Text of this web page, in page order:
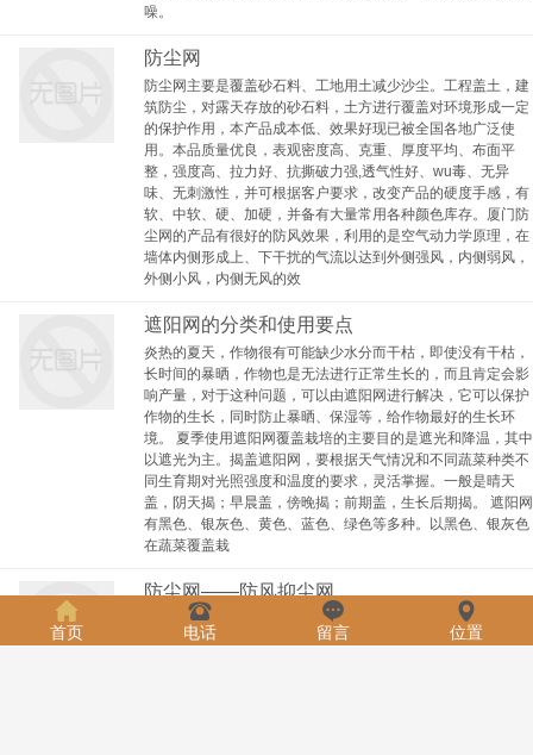
噪。
防尘网
防尘网主要是覆盖砂石料、工地用土减少沙尘。工程盖土，建
筑防尘，对露天存放的砂石料，土方进行覆盖对环境形成一定
的保护作用，本产品成本低、效果好现已被全国各地广泛使
用。本品质量优良，表观密度高、克重、厚度平均、布面平
整，强度高、拉力好、抗撕破力强,透气性好、wu毒、无异
味、无刺激性，并可根据客户要求，改变产品的硬度手感，有
软、中软、硬、加硬，并备有大量常用各种颜色库存。厦门防
尘网的产品有很好的防风效果，利用的是空气动力学原理，在
墙体内侧形成上、下干扰的气流以达到外侧强风，内侧弱风，
外侧小风，内侧无风的效
遮阳网的分类和使用要点
炎热的夏天，作物很有可能缺少水分而干枯，即使没有干枯，
长时间的暴晒，作物也是无法进行正常生长的，而且肯定会影
响产量，对于这种问题，可以由遮阳网进行解决，它可以保护
作物的生长，同时防止暴晒、保湿等，给作物最好的生长环
境。 夏季使用遮阳网覆盖栽培的主要目的是遮光和降温，其中
以遮光为主。揭盖遮阳网，要根据天气情况和不同蔬菜种类不
同生育期对光照强度和温度的要求，灵活掌握。一般是晴天
盖，阴天揭；早晨盖，傍晚揭；前期盖，生长后期揭。 遮阳网
有黑色、银灰色、黄色、蓝色、绿色等多种。以黑色、银灰色
在蔬菜覆盖栽
防尘网——防风抑尘网
防尘网也叫防风抑尘网，原理是以渗流方式通过底层防风抑尘
网孔的来流风，耗费能量后，持续向下流活动，抵达物料堆底
首页 电话 留言 位置